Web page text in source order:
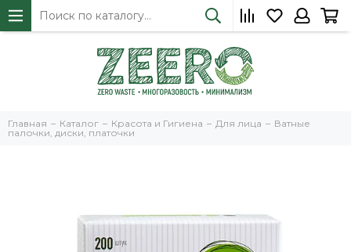
Главная Каталог Красота и Гигиена Для лица
Ватные
палочки, диски, платочки